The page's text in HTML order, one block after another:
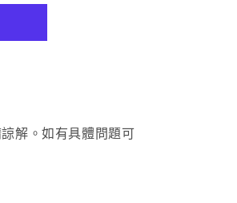
解。如有具體問題可